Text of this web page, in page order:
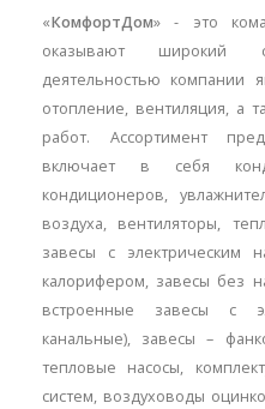
«КомфортДом» - это
оказывают широкий
деятельностью компании
отопление, вентиляция, а
работ. Ассортимент
включает в себя
кондиционеров,
воздуха, вентиляторы,
завесы с электрическим
калорифером, завесы без
встроенные завесы с
канальные), завесы –
тепловые насосы,
систем, воздуховоды